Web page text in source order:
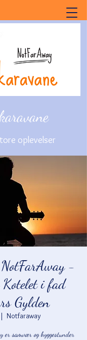
oplevelser
-
Kotelet i fad
Gylden
Notfaraway
er samvær og hyggestunder